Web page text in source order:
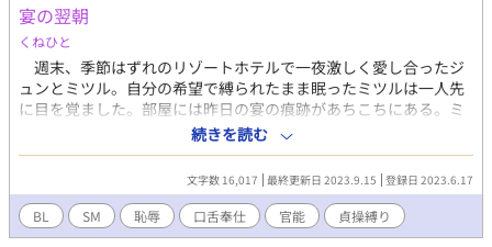
宴の翌朝
くねひと
週末、季節はずれのリゾートホテルで一夜激しく愛し合ったジ
ュンとミツル。自分の希望で縛られたまま眠ったミツルは一人先
に目を覚ました。部屋には昨日の宴の痕跡があちこちにある。ミ
ツルはそうした痕跡を見て、改めて昨夜の二人のプレイを思い起
こし、体を熱くさせていく。そこへジュンも目を覚ました。二人
は昨夜の宴の続きを始めるのだった…。
続きを読む
文字数 16,017 最終更新日 2023.9.15 登録日 2023.6.17
BL SM 恥辱 口舌奉仕 官能 貞操縛り